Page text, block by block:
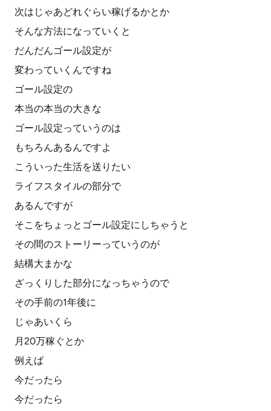
次はじゃあどれぐらい稼げるかとか
そんな方法になっていくと
だんだんゴール設定が
変わっていくんですね
ゴール設定の
本当の本当の大きな
ゴール設定っていうのは
もちろんあるんですよ
こういった生活を送りたい
ライフスタイルの部分で
あるんですが
そこをちょっとゴール設定にしちゃうと
その間のストーリーっていうのが
結構大まかな
ざっくりした部分になっちゃうので
その手前の1年後に
じゃあいくら
月20万稼ぐとか
例えば
今だったら
今だったら